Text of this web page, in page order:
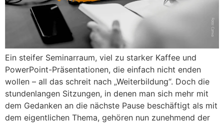
Ein steifer Seminarraum, viel zu starker Kaffee und
PowerPoint-Präsentationen, die einfach nicht enden
wollen – all das schreit nach „Weiterbildung“. Doch die
stundenlangen Sitzungen, in denen man sich mehr mit
dem Gedanken an die nächste Pause beschäftigt als mit
dem eigentlichen Thema, gehören nun zunehmend der